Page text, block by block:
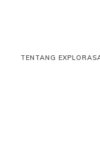
TENTANG